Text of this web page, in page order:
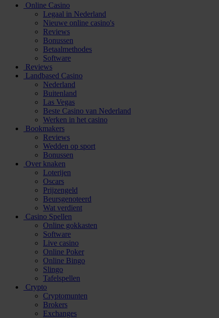
Online Casino
Legaal in Nederland
Nieuwe online casino's
Reviews
Bonussen
Betaalmethodes
Software
Reviews
Landbased Casino
Nederland
Buitenland
Las Vegas
Beste Casino van Nederland
Werken in het casino
Bookmakers
Reviews
Wedden op sport
Bonussen
Over knaken
Loterijen
Oscars
Prijzengeld
Beursgenoteerd
Wat verdient
Casino Spellen
Online gokkasten
Software
Live casino
Online Poker
Online Bingo
Slingo
Tafelspellen
Crypto
Cryptomunten
Brokers
Exchanges